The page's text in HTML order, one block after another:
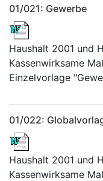
01/021: Gewerbe
Haushalt 2001 und
Kassenwirksame
Einzelvorlage
01/022:
Haushalt 2001 und
Kassenwirksame